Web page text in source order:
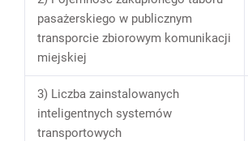
pasażerskiego w publicznym
transporcie zbiorowym komunikacji
miejskiej
3) Liczba zainstalowanych
inteligentnych systemów
transportowych